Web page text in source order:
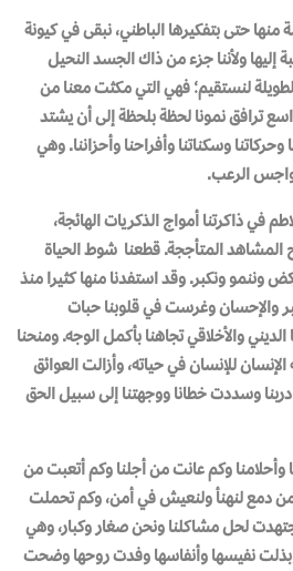
حتى بتفكيرها الباطني، نبقى في كيونة
إليها ولأننا جزء من ذاك الجسد النحيل
لنستقيم؛ فهي التي مكثت معنا من
ترافق نمونا لحظة بلحظة إلى أن يشتد
وسكناتنا وأفراحنا وأحزاننا. وهي
الرعب.
في ذاكرتنا أمواج الذكريات الهائجة،
المشاهد المتأججة. قطعنا شوط الحياة
وننمو ونكبر. وقد استفدنا منها كثيرا منذ
والإحسان وغرست في قلوبنا حبات
والأخلاقي تجاهنا بأكمل الوجه. ومنحنا
للإنسان في حياته، وأزالت العوائق
وسددت خطانا ووجهتنا إلى سبيل الحق
وأحلامنا وكم عانت من أجلنا وكم أتعبت من
لنهنأ ولنعيش في أمن، وكم تحملت
لحل مشاكلنا ونحن صغار وكبار، وهي
نفيسها وأنفاسها وفدت روحها وضحت